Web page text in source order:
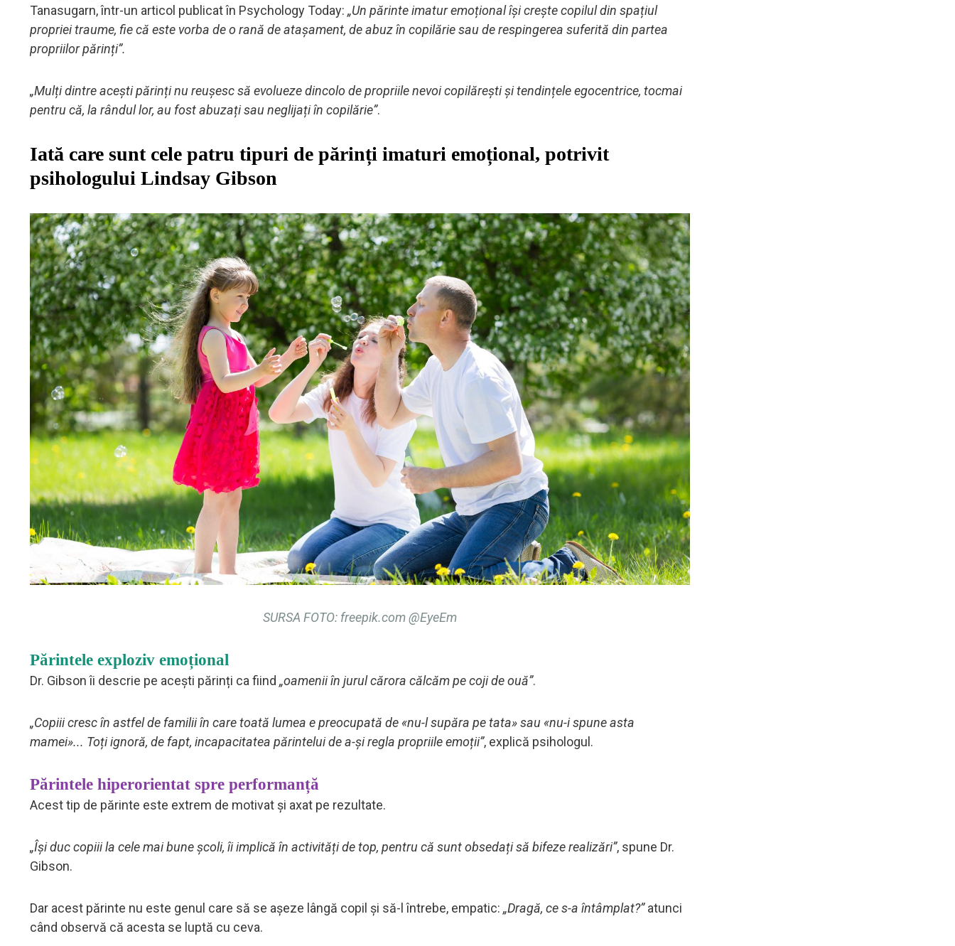
Tanasugarn, într-un articol publicat în Psychology Today: „Un părinte imatur emoțional își crește copilul din spațiul
propriei traume, fie că este vorba de o rană de atașament, de abuz în copilărie sau de respingerea suferită din partea
propriilor părinți”.
„Mulți dintre acești părinți nu reușesc să evolueze dincolo de propriile nevoi copilărești și tendințele egocentrice, tocmai
pentru că, la rândul lor, au fost abuzați sau neglijați în copilărie”.
Iată care sunt cele patru tipuri de părinți imaturi emoțional, potrivit
psihologului Lindsay Gibson
SURSA FOTO: freepik.com @EyeEm
Părintele exploziv emoțional
Dr. Gibson îi descrie pe acești părinți ca fiind „oamenii în jurul cărora călcăm pe coji de ouă”.
„Copiii cresc în astfel de familii în care toată lumea e preocupată de «nu-l supăra pe tata» sau «nu-i spune asta
mamei»... Toți ignoră, de fapt, incapacitatea părintelui de a-și regla propriile emoții”, explică psihologul.
Părintele hiperorientat spre performanță
Acest tip de părinte este extrem de motivat și axat pe rezultate.
„Își duc copiii la cele mai bune școli, îi implică în activități de top, pentru că sunt obsedați să bifeze realizări”, spune Dr.
Gibson.
Dar acest părinte nu este genul care să se așeze lângă copil și să-l întrebe, empatic: „Dragă, ce s-a întâmplat?”atunci
când observă că acesta se luptă cu ceva.